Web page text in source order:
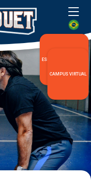
ESPECIALIZACIÓN LG
CAMPUS VIRTUAL